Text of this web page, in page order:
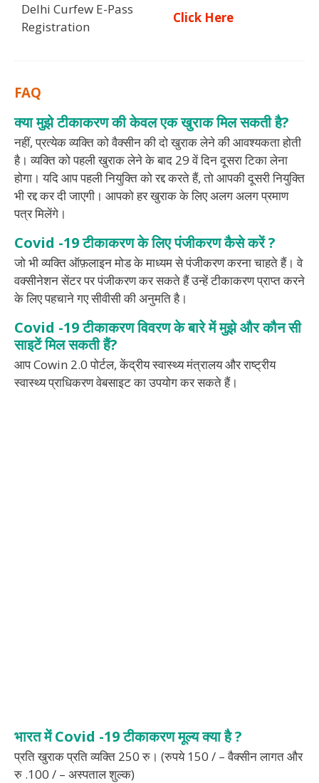
Delhi Curfew E-Pass
Registration
Click Here
FAQ
क्या मुझे टीकाकरण की केवल एक खुराक मिल सकती है?
नहीं, प्रत्येक व्यक्ति को वैक्सीन की दो खुराक लेने की आवश्यकता होती
है। व्यक्ति को पहली खुराक लेने के बाद 29 वें दिन दूसरा टिका लेना
होगा। यदि आप पहली नियुक्ति को रद्द करते हैं, तो आपकी दूसरी नियुक्ति
भी रद्द कर दी जाएगी। आपको हर खुराक के लिए अलग अलग प्रमाण
पत्र मिलेंगे।
Covid -19 टीकाकरण के लिए पंजीकरण कैसे करें ?
जो भी व्यक्ति ऑफ़लाइन मोड के माध्यम से पंजीकरण करना चाहते हैं। वे
वक्सीनेशन सेंटर पर पंजीकरण कर सकते हैं उन्हें टीकाकरण प्राप्त करने
के लिए पहचाने गए सीवीसी की अनुमति है।
Covid -19 टीकाकरण विवरण के बारे में मुझे और कौन सी
साइटें मिल सकती हैं?
आप Cowin 2.0 पोर्टल, केंद्रीय स्वास्थ्य मंत्रालय और राष्ट्रीय
स्वास्थ्य प्राधिकरण वेबसाइट का उपयोग कर सकते हैं।
भारत में Covid -19 टीकाकरण मूल्य क्या है ?
प्रति खुराक प्रति व्यक्ति 250 रु। (रुपये 150 / – वैक्सीन लागत और
रु .100 / – अस्पताल शुल्क)